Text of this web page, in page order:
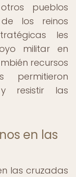
pueblos
los reinos
les
militar en
recursos
permitieron
resistir las
en las
las cruzadas